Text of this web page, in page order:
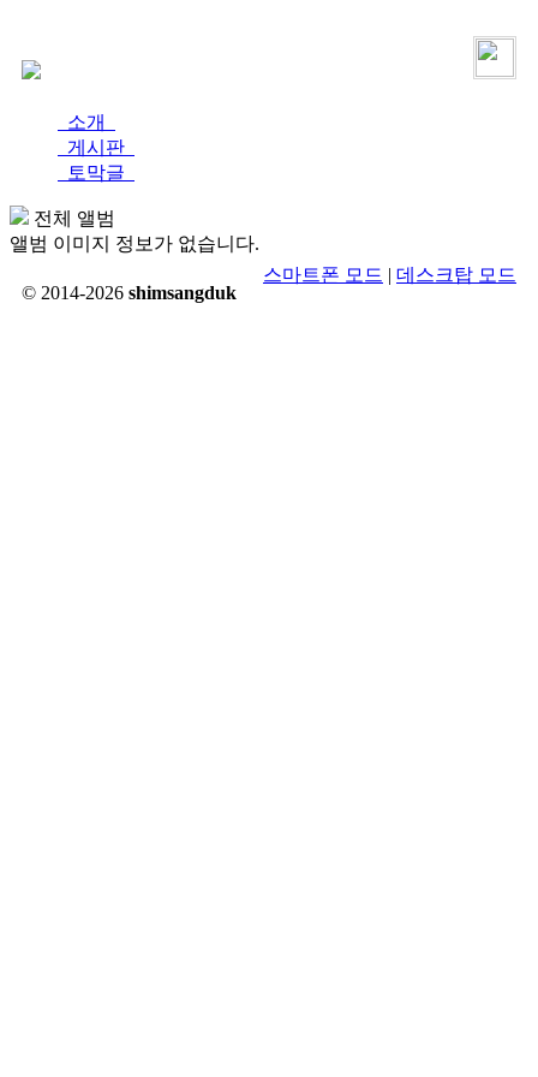
소개
게시판
토막글
전체 앨범
앨범 이미지 정보가 없습니다.
© 2014-2026 shimsangduk
스마트폰 모드 | 데스크탑 모드